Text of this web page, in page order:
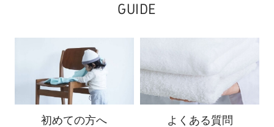
GUIDE
初めての方へ よくある質問